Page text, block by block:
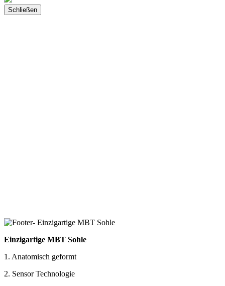
Schließen
Einzigartige MBT Sohle
1. Anatomisch geformt
2. Sensor Technologie